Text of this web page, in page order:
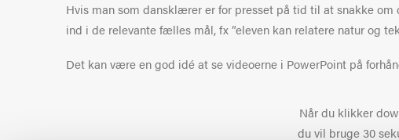
Hvis man som dansklærer er for presset på tid til at snakke
ind i de relevante fælles mål, fx ”eleven kan relatere natur og
Det kan være en god idé at se videoerne i PowerPoint på
Når du klikker
du vil bruge 30